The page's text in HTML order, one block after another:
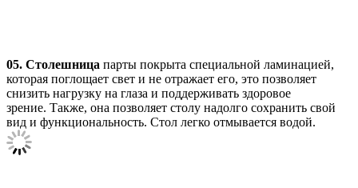
05. Столешница парты покрыта специальной ламинацией,
которая поглощает свет и не отражает его, это позволяет
снизить нагрузку на глаза и поддерживать здоровое
зрение. Также, она позволяет столу надолго сохранить свой
вид и функциональность. Стол легко отмывается водой.